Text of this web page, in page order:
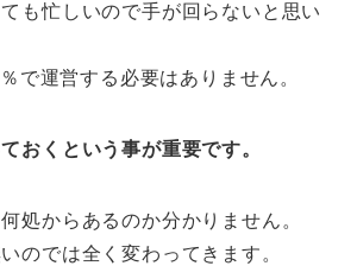
も忙しいので手が回らないと思い
で運営する必要はありません。
おくという事が重要です。
処からあるのか分かりません。
のでは全く変わってきます。